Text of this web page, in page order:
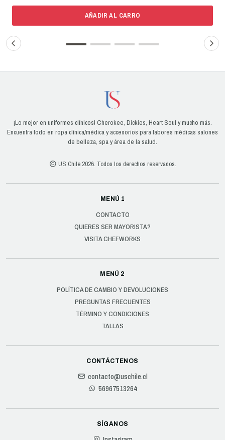
AÑADIR AL CARRO
¡Lo mejor en uniformes clínicos! Cherokee, Dickies, Heart Soul y mucho más.
Encuentra todo en ropa clínica/médica y accesorios para labores médicas salones
de belleza, spa y área de la salud.
US Chile 2026. Todos los derechos reservados.
MENÚ 1
CONTACTO
QUIERES SER MAYORISTA?
VISITA CHEFWORKS
MENÚ 2
POLÍTICA DE CAMBIO Y DEVOLUCIONES
PREGUNTAS FRECUENTES
TÉRMINO Y CONDICIONES
TALLAS
CONTÁCTENOS
contacto@uschile.cl
56967513264
SÍGANOS